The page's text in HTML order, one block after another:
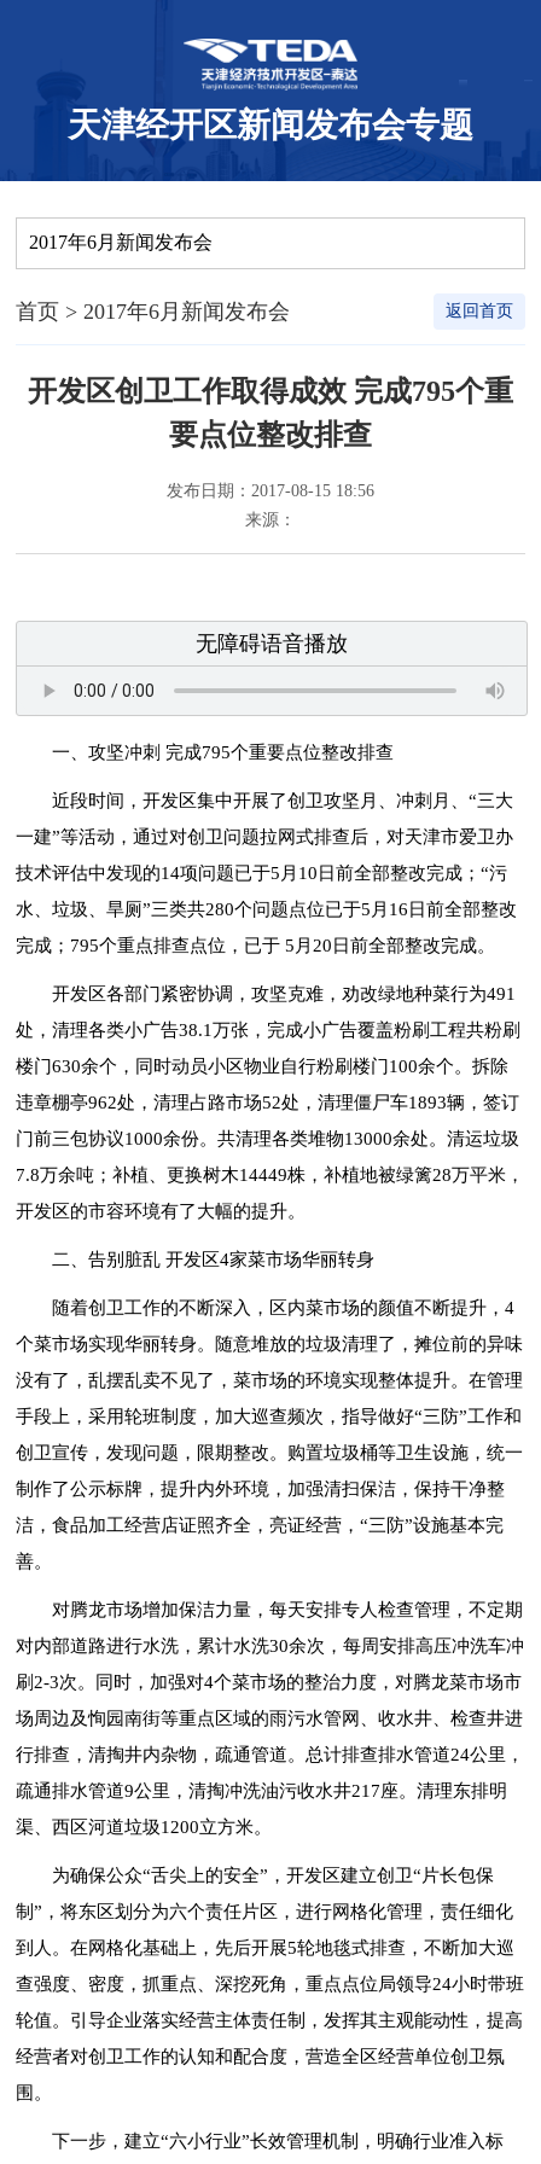
天津经开区新闻发布会专题
2017年6月新闻发布会
首页 > 2017年6月新闻发布会 返回首页
开发区创卫工作取得成效 完成795个重
要点位整改排查
发布日期：2017-08-15 18:56
来源：
无障碍语音播放
一、攻坚冲刺 完成795个重要点位整改排查
近段时间，开发区集中开展了创卫攻坚月、冲刺月、“三大
一建”等活动，通过对创卫问题拉网式排查后，对天津市爱卫办
技术评估中发现的14项问题已于5月10日前全部整改完成；“污
水、垃圾、旱厕”三类共280个问题点位已于5月16日前全部整改
完成；795个重点排查点位，已于 5月20日前全部整改完成。
开发区各部门紧密协调，攻坚克难，劝改绿地种菜行为491
处，清理各类小广告38.1万张，完成小广告覆盖粉刷工程共粉刷
楼门630余个，同时动员小区物业自行粉刷楼门100余个。拆除
违章棚亭962处，清理占路市场52处，清理僵尸车1893辆，签订
门前三包协议1000余份。共清理各类堆物13000余处。清运垃圾
7.8万余吨；补植、更换树木14449株，补植地被绿篱28万平米，
开发区的市容环境有了大幅的提升。
二、告别脏乱 开发区4家菜市场华丽转身
随着创卫工作的不断深入，区内菜市场的颜值不断提升，4
个菜市场实现华丽转身。随意堆放的垃圾清理了，摊位前的异味
没有了，乱摆乱卖不见了，菜市场的环境实现整体提升。在管理
手段上，采用轮班制度，加大巡查频次，指导做好“三防”工作和
创卫宣传，发现问题，限期整改。购置垃圾桶等卫生设施，统一
制作了公示标牌，提升内外环境，加强清扫保洁，保持干净整
洁，食品加工经营店证照齐全，亮证经营，“三防”设施基本完
善。
对腾龙市场增加保洁力量，每天安排专人检查管理，不定期
对内部道路进行水洗，累计水洗30余次，每周安排高压冲洗车冲
刷2-3次。同时，加强对4个菜市场的整治力度，对腾龙菜市场市
场周边及恂园南街等重点区域的雨污水管网、收水井、检查井进
行排查，清掏井内杂物，疏通管道。总计排查排水管道24公里，
疏通排水管道9公里，清掏冲洗油污收水井217座。清理东排明
渠、西区河道垃圾1200立方米。
为确保公众“舌尖上的安全”，开发区建立创卫“片长包保
制”，将东区划分为六个责任片区，进行网格化管理，责任细化
到人。在网格化基础上，先后开展5轮地毯式排查，不断加大巡
查强度、密度，抓重点、深挖死角，重点点位局领导24小时带班
轮值。引导企业落实经营主体责任制，发挥其主观能动性，提高
经营者对创卫工作的认知和配合度，营造全区经营单位创卫氛
围。
下一步，建立“六小行业”长效管理机制，明确行业准入标